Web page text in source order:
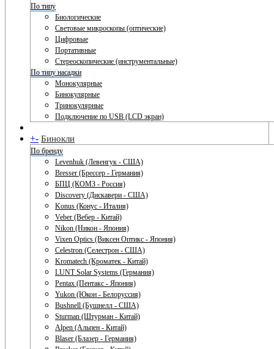
По типу
Биологические
Световые микроскопы (оптические)
Цифровые
Портативные
Стереоскопические (инструментальные)
По типу насадки
Монокулярные
Бинокулярные
Тринокулярные
Подключение по USB (LCD экран)
+- Бинокли
По бренду
Levenhuk (Левенгук - США)
Bresser (Брессер - Германия)
БПЦ (КОМЗ - Россия)
Discovery (Дискавери - США)
Konus (Конус - Италия)
Veber (Вебер - Китай)
Nikon (Никон - Япония)
Vixen Optics (Виксен Оптикс - Япония)
Celestron (Селестрон - США)
Kromatech (Кроматек - Китай)
LUNT Solar Systems (Германия)
Pentax (Пентакс - Япония)
Yukon (Юкон - Белоруссия)
Bushnell (Бушнелл - США)
Sturman (Штурман - Китай)
Alpen (Альпен - Китай)
Blaser (Блазер - Германия)